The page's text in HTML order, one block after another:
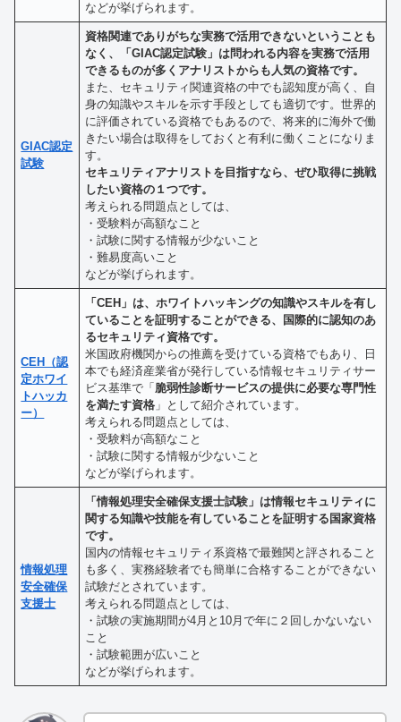
などが挙げられます。
GIAC認定
試験
資格関連でありがちな実務で活用できないということも
なく、「GIAC認定試験」は問われる内容を実務で活用
できるものが多くアナリストからも人気の資格です。
また、セキュリティ関連資格の中でも認知度が高く、自
身の知識やスキルを示す手段としても適切です。世界的
に評価されている資格でもあるので、将来的に海外で働
きたい場合は取得をしておくと有利に働くことになりま
す。
セキュリティアナリストを目指すなら、ぜひ取得に挑戦
したい資格の１つです。
考えられる問題点としては、
・受験料が高額なこと
・試験に関する情報が少ないこと
・難易度高いこと
などが挙げられます。
CEH（認
定ホワイ
トハッカ
ー）
「CEH」は、ホワイトハッキングの知識やスキルを有し
ていることを証明することができる、国際的に認知のあ
るセキュリティ資格です。
米国政府機関からの推薦を受けている資格でもあり、日
本でも経済産業省が発行している情報セキュリティサー
ビス基準で「脆弱性診断サービスの提供に必要な専門性
を満たす資格 」として紹介されています。
考えられる問題点としては、
・受験料が高額なこと
・試験に関する情報が少ないこと
などが挙げられます。
情報処理
安全確保
支援士
「情報処理安全確保支援士試験」は情報セキュリティに
関する知識や技能を有していることを証明する国家資格
です。
国内の情報セキュリティ系資格で最難関と評されること
も多く、実務経験者でも簡単に合格することができない
試験だとされています。
考えられる問題点としては、
・試験の実施期間が4月と10月で年に２回しかないない
こと
・試験範囲が広いこと
などが挙げられます。